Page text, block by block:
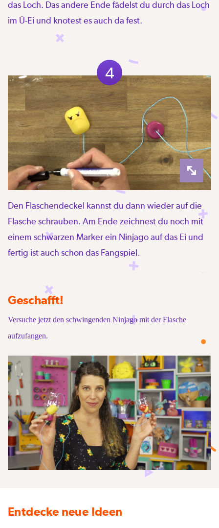
das Loch. Das andere Ende fädelst du durch das Loch
im Ü-Ei und knotest es auch da fest.
4
Den Flaschendeckel kannst du dann wieder auf die
Flasche schrauben. Am Ende zeichnest du noch mit
einem schwarzen Marker ein Ninjago auf das Ei und
fertig ist auch schon das Fangspiel.
Geschafft!
Versuche jetzt den schwingenden Ninjago mit der Flasche
aufzufangen.
Entdecke neue Ideen